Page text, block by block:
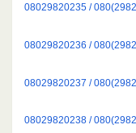
08029820235 /
08029820236 /
08029820237 /
08029820238 /